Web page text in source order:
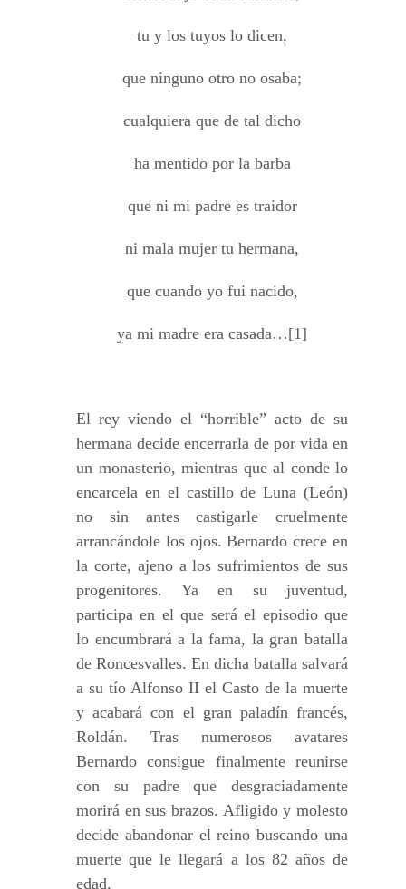
tu y los tuyos lo dicen,
que ninguno otro no osaba;
cualquiera que de tal dicho
ha mentido por la barba
que ni mi padre es traidor
ni mala mujer tu hermana,
que cuando yo fui nacido,
ya mi madre era casada…[1]
El rey viendo el “horrible” acto de su
hermana decide encerrarla de por vida en
un monasterio, mientras que al conde lo
encarcela en el castillo de Luna (León)
no sin antes castigarle cruelmente
arrancándole los ojos. Bernardo crece en
la corte, ajeno a los sufrimientos de sus
progenitores. Ya en su juventud,
participa en el que será el episodio que
lo encumbrará a la fama, la gran batalla
de Roncesvalles. En dicha batalla salvará
a su tío Alfonso II el Casto de la muerte
y acabará con el gran paladín francés,
Roldán. Tras numerosos avatares
Bernardo consigue finalmente reunirse
con su padre que desgraciadamente
morirá en sus brazos. Afligido y molesto
decide abandonar el reino buscando una
muerte que le llegará a los 82 años de
edad.